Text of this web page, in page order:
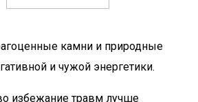
камни и природные
и чужой энергетики.
избежание травм лучше